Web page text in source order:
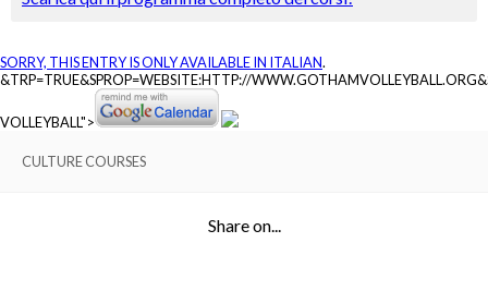
SORRY, THIS ENTRY IS ONLY AVAILABLE IN ITALIAN.
&TRP=TRUE&SPROP=WEBSITE:HTTP://
VOLLEYBALL">
CULTURE COURSES
Share on...